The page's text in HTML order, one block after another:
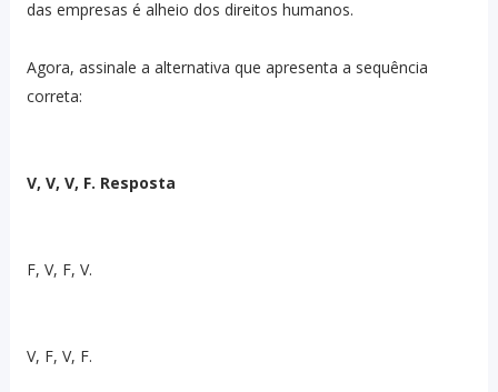
das empresas é alheio dos direitos humanos.
Agora, assinale a alternativa que apresenta a sequência
correta:
V, V, V, F. Resposta
F, V, F, V.
V, F, V, F.